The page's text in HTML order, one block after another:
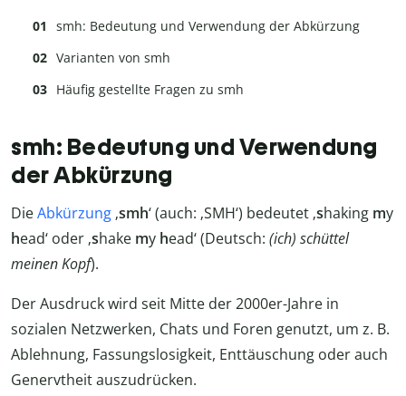
smh: Bedeutung und Verwendung der Abkürzung
Varianten von smh
Häufig gestellte Fragen zu smh
smh: Bedeutung und Verwendung
der Abkürzung
DieAbkürzung‚smh‘ (auch: ‚SMH‘) bedeutet ‚shaking my
head‘ oder ‚shake my head‘ (Deutsch: (ich) schüttel
meinen Kopf).
Der Ausdruck wird seit Mitte der 2000er-Jahre in
sozialen Netzwerken, Chats und Foren genutzt, um z. B.
Ablehnung, Fassungslosigkeit, Enttäuschung oder auch
Genervtheit auszudrücken.